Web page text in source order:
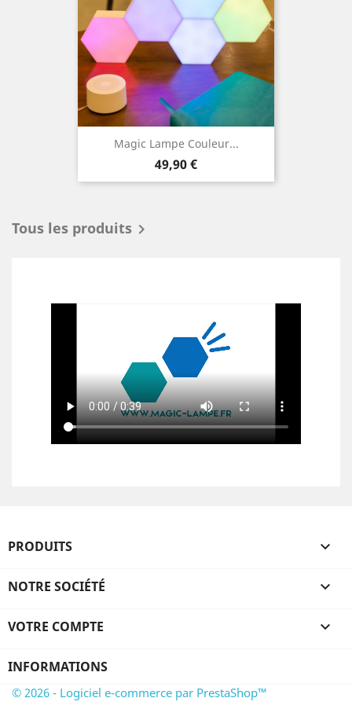
Magic Lampe Couleur...
Prix
49,90 €
Tous les produits 
PRODUITS 
NOTRE SOCIÉTÉ 
VOTRE COMPTE 
INFORMATIONS
© 2026 - Logiciel e-commerce par PrestaShop™